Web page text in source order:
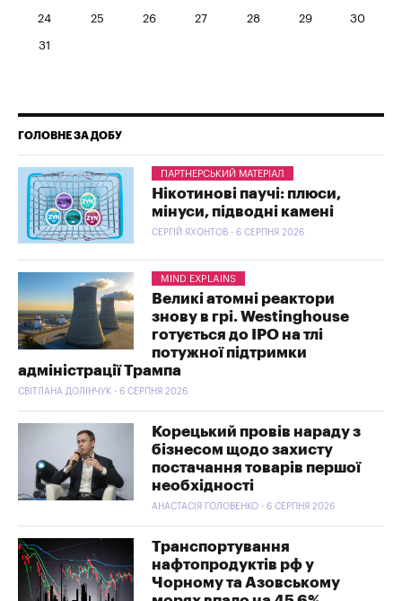
24 25 26 27 28 29 30
31
ГОЛОВНЕ ЗА ДОБУ
ПАРТНЕРСЬКИЙ МАТЕРІАЛ
Нікотинові паучі: плюси,
мінуси, підводні камені
СЕРГІЙ ЯХОНТОВ - 6 СЕРПНЯ 2026
MIND EXPLAINS
Великі атомні реактори
знову в грі. Westinghouse
готується до IPO на тлі
потужної підтримки
адміністрації Трампа
СВІТЛАНА ДОЛІНЧУК - 6 СЕРПНЯ 2026
Корецький провів нараду з
бізнесом щодо захисту
постачання товарів першої
необхідності
АНАСТАСІЯ ГОЛОВЕНКО - 6 СЕРПНЯ 2026
Транспортування
нафтопродуктів рф у
Чорному та Азовському